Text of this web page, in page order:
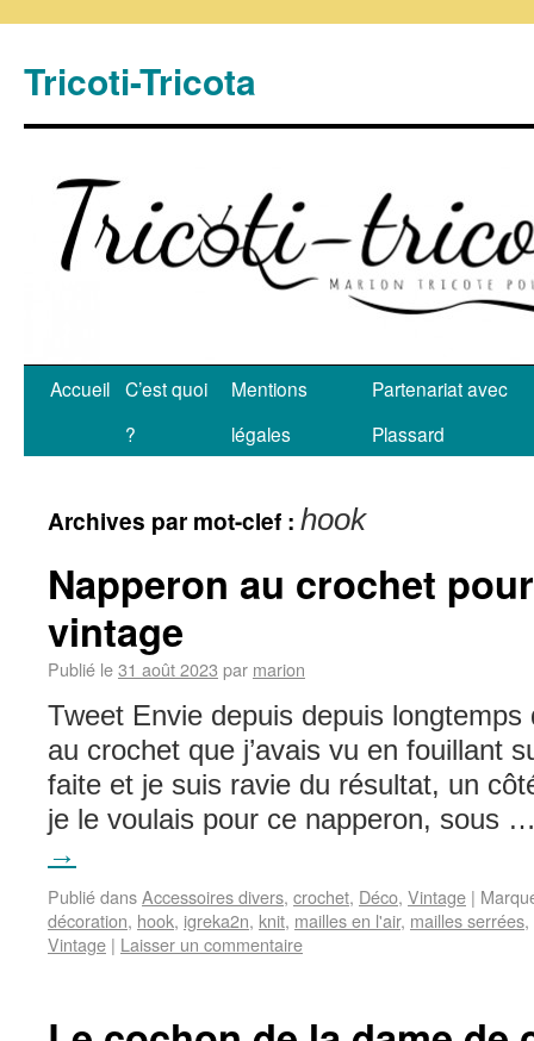
Tricoti-Tricota
Accueil C’est quoi
?
Mentions
légales
Partenariat avec
Plassard
Archives par mot-clef : hook
Napperon au crochet
vintage
Publié le31 août 2023 par marion
Tweet Envie depuis depuis
au crochet que j’avais vu en fouillant
faite et je suis ravie du résultat, un
je le voulais pour ce napperon, sous
→
Publié dansAccessoires divers, crochet, Déco, Vintage |
décoration, hook, igreka2n, knit, mailles en l'air, mailles serrées,
Vintage | Laisser un commentaire